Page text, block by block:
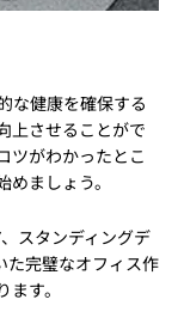
な健康を確保する
上させることがで
ツがわかったとこ
ましょう。
スタンディングデ
た完璧なオフィス作
す。